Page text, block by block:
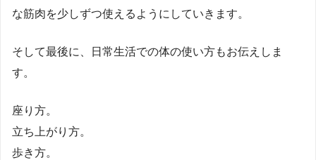
な筋肉を少しずつ使えるようにしていきます。
そして最後に、日常生活での体の使い方もお伝えしま
す。
座り方。
立ち上がり方。
歩き方。